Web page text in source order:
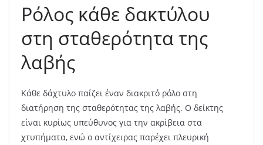
Ρόλος κάθε δακτύλου
στη σταθερότητα της
λαβής
Κάθε δάχτυλο παίζει έναν διακριτό ρόλο στη
διατήρηση της σταθερότητας της λαβής. Ο δείκτης
είναι κυρίως υπεύθυνος για την ακρίβεια στα
χτυπήματα, ενώ ο αντίχειρας παρέχει πλευρική